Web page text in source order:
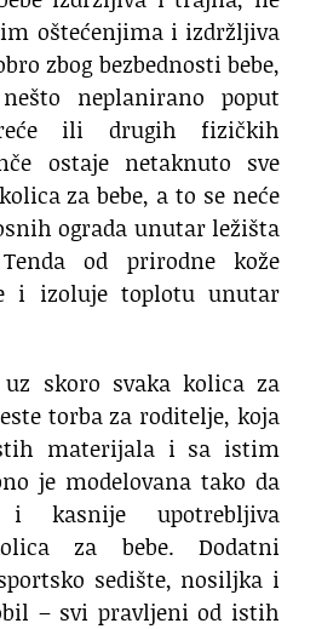
oštećenjima i izdržljiva
zbog bezbednosti bebe,
neplanirano poput
ili drugih fizičkih
ostaje netaknuto sve
za bebe, a to se neće
ograda unutar ležišta
od prirodne kože
i izoluje toplotu unutar
skoro svaka kolica za
torba za roditelje, koja
materijala i sa istim
je modelovana tako da
i kasnije upotrebljiva
za bebe. Dodatni
sedište, nosiljka i
– svi pravljeni od istih